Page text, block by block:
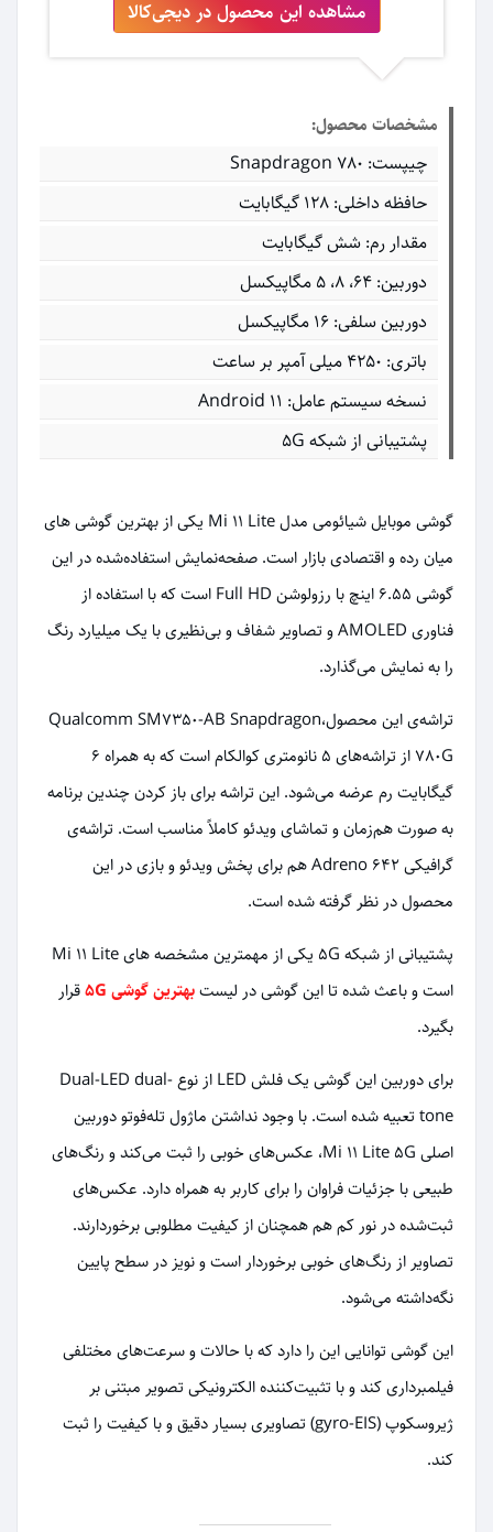
مشاهده این محصول در دیجی‌کالا
مشخصات محصول:
چیپست: Snapdragon 780
حافظه داخلی: ۱۲۸ گیگابایت
مقدار رم: شش گیگابایت
دوربین: ۶۴، ۸، ۵ مگاپیکسل
دوربین سلفی: ۱۶ مگاپیکسل
باتری: ۴۲۵۰ میلی آمپر بر ساعت
نسخه سیستم عامل: Android 11
پشتیبانی از شبکه 5G
گوشی موبایل شیائومی مدل Mi 11 Lite یکی از بهترین گوشی های
میان رده و اقتصادی بازار است. صفحه‌نمایش استفاده‌شده در این
گوشی 6.55 اینچ با رزولوشن Full HD است که با استفاده از
فناوری AMOLED و تصاویر شفاف و بی‌نظیری با یک میلیارد رنگ
را به نمایش می‌گذارد.
تراشه‌ی این محصول،Qualcomm SM7350-AB Snapdragon
780G از تراشه‌های 5 نانومتری کوالکام است که به همراه 6
گیگابایت رم عرضه می‌شود. این تراشه برای باز کردن چندین برنامه
به صورت هم‌زمان و تماشای ویدئو کاملاً مناسب است. تراشه‌ی
گرافیکی Adreno 642 هم برای پخش ویدئو و بازی در این
محصول در نظر گرفته شده است.
پشتیبانی از شبکه 5G یکی از مهمترین مشخصه های Mi 11 Lite
است و باعث شده تا این گوشی در لیستبهترین گوشی 5G
قرار
بگیرد.
برای دوربین این گوشی یک فلش LED از نوع Dual-LED dual-
tone تعبیه شده است. با وجود نداشتن ماژول تله‌فوتو دوربین
اصلی Mi 11 Lite 5G، عکس‌های خوبی را ثبت می‌کند و رنگ‌های
طبیعی با جزئیات فراوان را برای کاربر به همراه دارد. عکس‌های
ثبت‌شده در نور کم هم همچنان از کیفیت مطلوبی برخوردارند.
تصاویر از رنگ‌های خوبی برخوردار است و نویز در سطح پایین
نگه‌داشته می‌شود.
این گوشی توانایی این را دارد که با حالات و سرعت‌های مختلفی
فیلمبرداری کند و با تثبیت‌کننده الکترونیکی تصویر مبتنی بر
ژیروسکوپ (gyro-EIS) تصاویری بسیار دقیق و با کیفیت را ثبت
کند.